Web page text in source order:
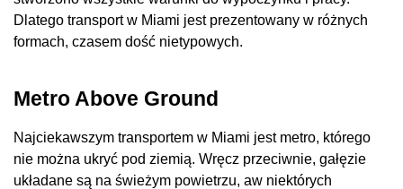
Dlatego transport w Miami jest prezentowany w różnych
formach, czasem dość nietypowych.
Metro Above Ground
Najciekawszym transportem w Miami jest metro, którego
nie można ukryć pod ziemią. Wręcz przeciwnie, gałęzie
układane są na świeżym powietrzu, aw niektórych